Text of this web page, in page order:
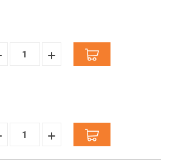
Hoeveelheid
Hoeveelheid
verhogen: